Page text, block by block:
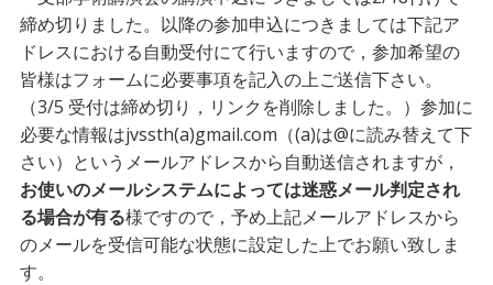
締め切りました。以降の参加申込につきましては下記ア
ドレスにおける自動受付にて行いますので，参加希望の
皆様はフォームに必要事項を記入の上ご送信下さい。
（3/5 受付は締め切り，リンクを削除しました。）参加に
必要な情報はjvssth(a)gmail.com（(a)は@に読み替えて下
さい）というメールアドレスから自動送信されますが，
お使いのメールシステムによっては迷惑メール判定され
る場合が有る様ですので，予め上記メールアドレスから
のメールを受信可能な状態に設定した上でお願い致しま
す。